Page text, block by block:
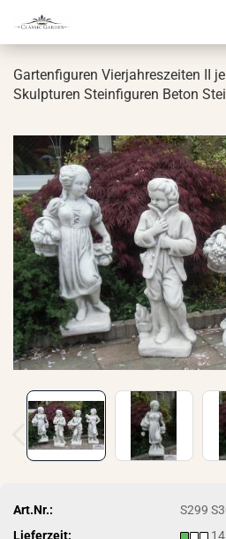
Gar­ten­fi­gu­ren Vier­jah­res­zei­ten II
Skulp­tu­ren Stein­fi­gu­ren Beton
Art.Nr.:
S299
Lieferzeit: